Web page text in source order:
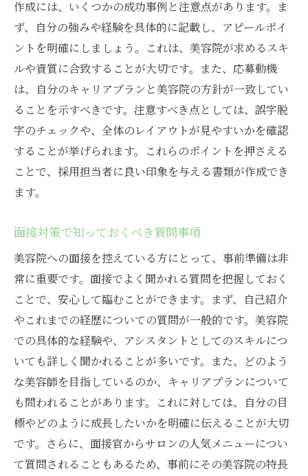
作成には、いくつかの成功事例と注意点があります。ま
ず、自分の強みや経験を具体的に記載し、アピールポイ
ントを明確にしましょう。これは、美容院が求めるスキ
ルや資質に合致することが大切です。また、応募動機
は、自分のキャリアプランと美容院の方針が一致してい
ることを示すべきです。注意すべき点としては、誤字脱
字のチェックや、全体のレイアウトが見やすいかを確認
することが挙げられます。これらのポイントを押さえる
ことで、採用担当者に良い印象を与える書類が作成でき
ます。
面接対策で知っておくべき質問事項
美容院への面接を控えている方にとって、事前準備は非
常に重要です。面接でよく聞かれる質問を把握しておく
ことで、安心して臨むことができます。まず、自己紹介
やこれまでの経歴についての質問が一般的です。美容院
での具体的な経験や、アシスタントとしてのスキルにつ
いても詳しく聞かれることが多いです。また、どのよう
な美容師を目指しているのか、キャリアプランについて
も問われることがあります。これに対しては、自分の目
標やどのように成長したいかを明確に伝えることが大切
です。さらに、面接官からサロンの人気メニューについ
て質問されることもあるため、事前にその美容院の特長